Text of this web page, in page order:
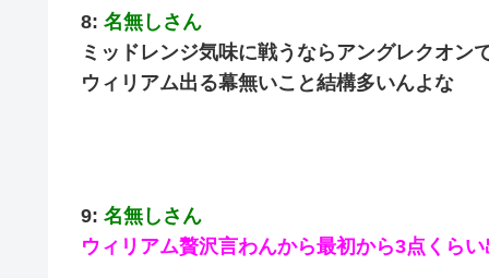
8: 名無しさん
ミッドレンジ気味に戦うならアングレクオン
ウィリアム出る幕無いこと結構多いんよな
9: 名無しさん
ウィリアム贅沢言わんから最初から3点くら